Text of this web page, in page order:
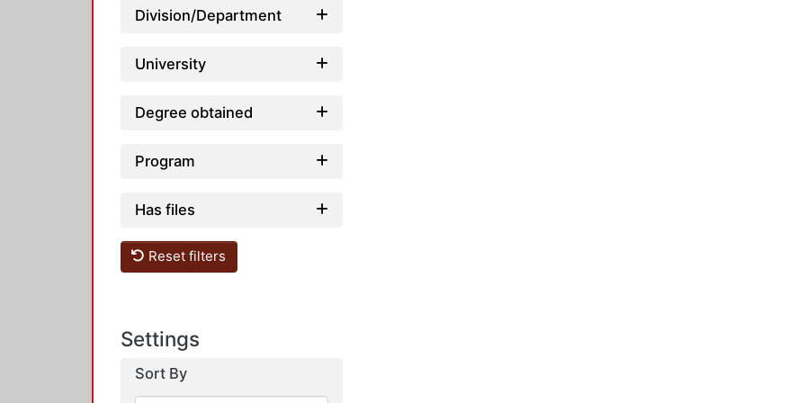
Division/Department
University
Degree obtained
Program
Has files
Reset filters
Settings
Sort By